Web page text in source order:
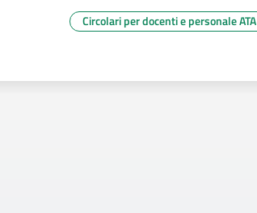
Circolari per docenti e personale ATA